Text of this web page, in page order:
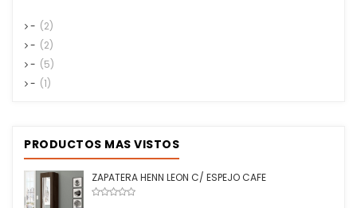
- (2)
- (2)
- (5)
- (1)
PRODUCTOS MAS VISTOS
ZAPATERA HENN LEON C/ ESPEJO CAFE